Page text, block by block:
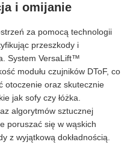
i omijanie
za pomocą technologii
przeszkody i
System VersaLift™
modułu czujników DToF, co
otoczenie oraz skutecznie
jak sofy czy łóżka.
algorytmów sztucznej
poruszać się w wąskich
z wyjątkową dokładnością.